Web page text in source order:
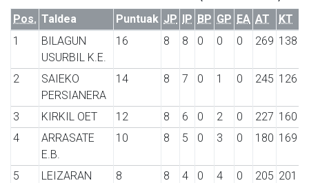
Pos. Taldea Puntuak JP IP BP GP EA AT
KT
1
BILAGUN
USURBIL K.E.
16 8 8 0 0 0 269 138
2
SAIEKO
PERSIANERA
14 8 7 0 1 0 245 126
3 KIRKIL OET 12 8 6 0 2 0 227 160
4
ARRASATE
E.B.
10 8 5 0 3 0 180 169
5
LEIZARAN
8 8 4 0 4 0 205 201